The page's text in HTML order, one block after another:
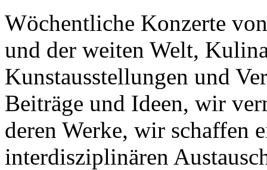
Geheimnisse, die
Ein Potpourri professioneller Rezepte.
Für Liebhaber der einfachen und
regionalen Küche. Nachkochbar, aber
immer mit der besonderen Note.
Wöchentliche Konzerte
und der weiten Welt,
Kunstausstellungen und
Beiträge und Ideen, wir
deren Werke, wir schaffen
interdisziplinären